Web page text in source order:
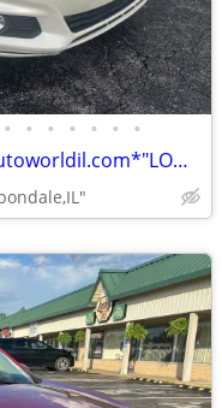
• • • • • • •
2016 Ford Fusion SE 2.5L Auto*autoworldil.com*"LOW MILEAGE NICE SEDAN"